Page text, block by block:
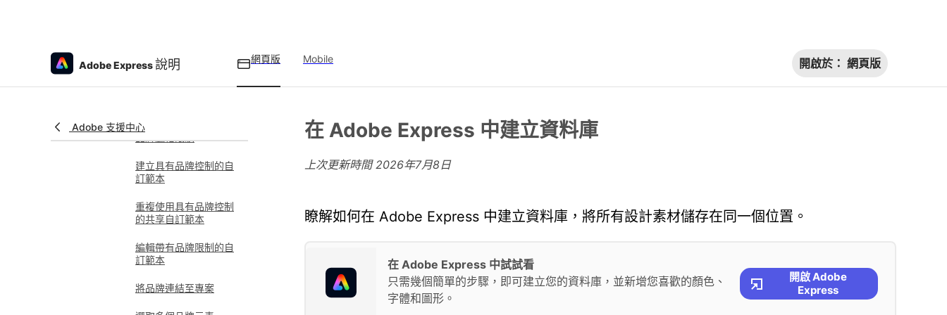
Adobe Express說明 網頁版 Mobile 開啟於： 網頁版
Adobe 支援中心
品牌風格限制
建立具有品牌控制的自
訂範本
重複使用具有品牌控制
的共享自訂範本
編輯帶有品牌限制的自
訂範本
將品牌連結至專案
在 Adobe Express 中建立資料庫
上次更新時間2026年7月8日
瞭解如何在 Adobe Express 中建立資料庫，將所有設計素材儲存在同一個位置。
在 Adobe Express 中試試看
只需幾個簡單的步驟，即可建立您的資料庫，並新增您喜歡的顏色、
字體和圖形。
開啟 Adobe
Express